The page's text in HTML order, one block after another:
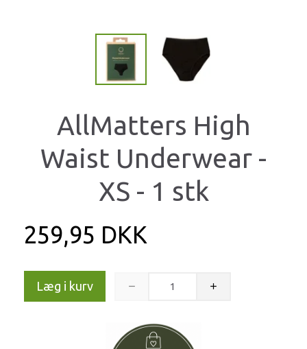
AllMatters High
Waist Underwear -
XS - 1 stk
259,95 DKK
Læg i kurv